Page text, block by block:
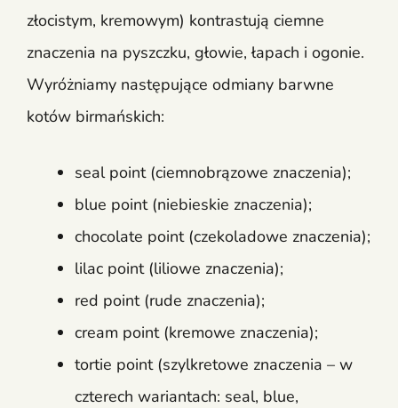
złocistym, kremowym) kontrastują ciemne
znaczenia na pyszczku, głowie, łapach i ogonie.
Wyróżniamy następujące odmiany barwne
kotów birmańskich:
seal point (ciemnobrązowe znaczenia);
blue point (niebieskie znaczenia);
chocolate point (czekoladowe znaczenia);
lilac point (liliowe znaczenia);
red point (rude znaczenia);
cream point (kremowe znaczenia);
tortie point (szylkretowe znaczenia – w
czterech wariantach: seal, blue,